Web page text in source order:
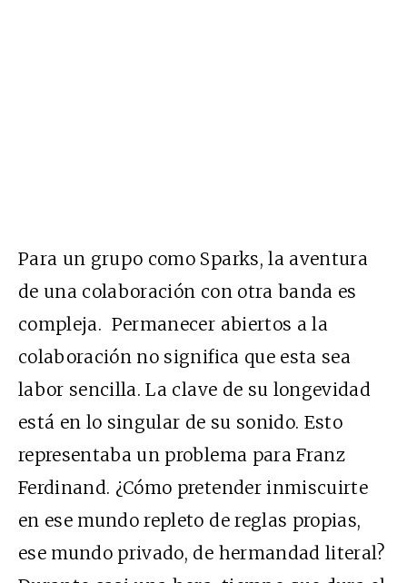
Para un grupo como Sparks, la aventura
de una colaboración con otra banda es
compleja. Permanecer abiertos a la
colaboración no significa que esta sea
labor sencilla. La clave de su longevidad
está en lo singular de su sonido. Esto
representaba un problema para Franz
Ferdinand. ¿Cómo pretender inmiscuirte
en ese mundo repleto de reglas propias,
ese mundo privado, de hermandad literal?